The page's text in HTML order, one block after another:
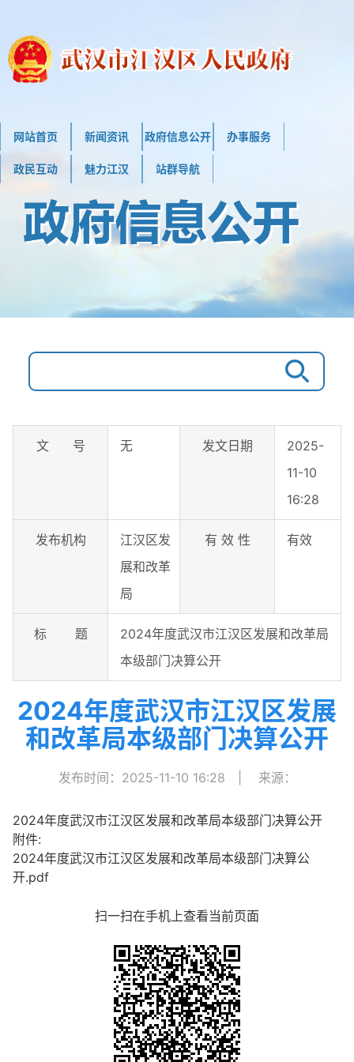
网站首页 新闻资讯 政府信息公开 办事服务
政民互动 魅力江汉 站群导航
文 号 无 发文日期
2025-
11-10
16:28
发布机构
江汉区发
展和改革
局
有 效 性 有效
标 题
2024年度武汉市江汉区发展和改革局
本级部门决算公开
2024年度武汉市江汉区发展
和改革局本级部门决算公开
发布时间：2025-11-10 16:28 来源：
2024年度武汉市江汉区发展和改革局本级部门决算公开
附件:
2024年度武汉市江汉区发展和改革局本级部门决算公
开.pdf
扫一扫在手机上查看当前页面